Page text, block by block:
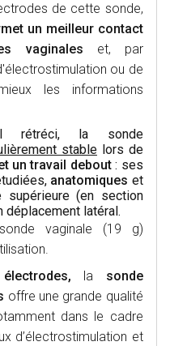
de cette sonde,
un meilleur contact
vaginales et, par
ou de
les informations
rétréci, la sonde
stablelors de
un travail debout: ses
anatomiques et
(en section
déplacement latéral.
vaginale (19 g)
la sonde
offre une grande qualité
dans le cadre
d’électrostimulation et